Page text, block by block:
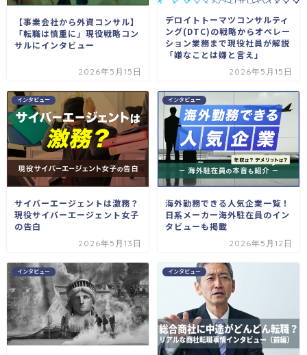
【事業会社から外資コンサル】
「転職は慎重に」現役戦略コン
サルにインタビュー
2026年5月15日
デロイトトーマツコンサルティ
ング(DTC)の戦略からオペレー
ション業務まで現役社員が解説
「嫌なことは嫌と言え」
2026年5月15日
インタビュー
サイバーエージェントは激務？
現役サイバーエージェント女子
の告白
2026年5月13日
インタビュー
海外勤務できる人気企業一覧！
日系メーカー海外駐在員のイン
タビューも掲載
2026年5月12日
インタビュー インタビュー